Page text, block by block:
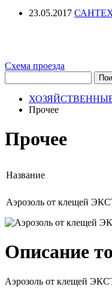
23.05.2017
Схема проезда
Прочее
Прочее
Название
Аэрозоль от клещей
Описание
Аэрозоль от клещей